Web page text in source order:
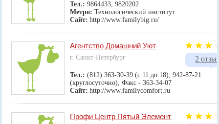
Тел.:9864433, 9820202
Метро:Технологический институт
Сайт: http://www.familybig.ru/
2
Агентство Домашний Уют
г. Санкт-Петербург
Тел.:(812) 363-30-39 (с 11 до 18); 942-87-21
(круглосуточно), Факс - 363-34-07
Сайт: http://www.familycomfort.ru
Профи Центр Пятый Элемент